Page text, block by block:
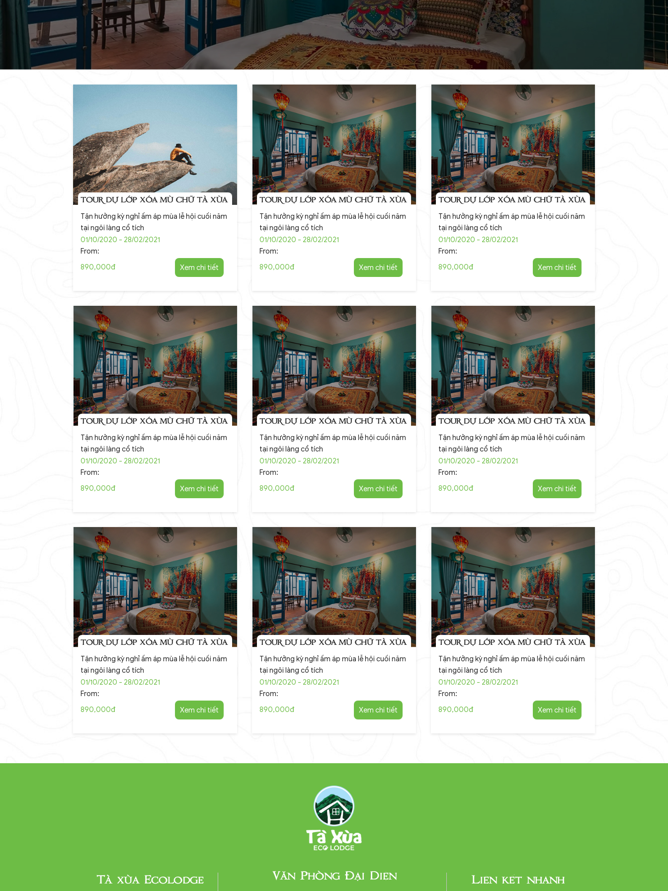
TOUR DỰ LỚP XÓA MÙ CHỮ TÀ XÙA
Tận hưởng kỳ nghỉ ấm áp mùa lễ hội cuối năm
tại ngôi làng cổ tích
01/10/2020 - 28/02/2021
From:
890,000đ
Xem chi tiết
TOUR DỰ LỚP XÓA MÙ CHỮ TÀ XÙA
Tận hưởng kỳ nghỉ ấm áp mùa lễ hội cuối năm
tại ngôi làng cổ tích
01/10/2020 - 28/02/2021
From:
890,000đ
Xem chi tiết
TOUR DỰ LỚP XÓA MÙ CHỮ TÀ XÙA
Tận hưởng kỳ nghỉ ấm áp mùa lễ hội cuối năm
tại ngôi làng cổ tích
01/10/2020 - 28/02/2021
From:
890,000đ
Xem chi tiết
TOUR DỰ LỚP XÓA MÙ CHỮ TÀ XÙA
Tận hưởng kỳ nghỉ ấm áp mùa lễ hội cuối năm
tại ngôi làng cổ tích
01/10/2020 - 28/02/2021
From:
890,000đ
Xem chi tiết
TOUR DỰ LỚP XÓA MÙ CHỮ TÀ XÙA
Tận hưởng kỳ nghỉ ấm áp mùa lễ hội cuối năm
tại ngôi làng cổ tích
01/10/2020 - 28/02/2021
From:
890,000đ
Xem chi tiết
TOUR DỰ LỚP XÓA MÙ CHỮ TÀ XÙA
Tận hưởng kỳ nghỉ ấm áp mùa lễ hội cuối năm
tại ngôi làng cổ tích
01/10/2020 - 28/02/2021
From:
890,000đ
Xem chi tiết
TOUR DỰ LỚP XÓA MÙ CHỮ TÀ XÙA
Tận hưởng kỳ nghỉ ấm áp mùa lễ hội cuối năm
tại ngôi làng cổ tích
01/10/2020 - 28/02/2021
From:
890,000đ
Xem chi tiết
TOUR DỰ LỚP XÓA MÙ CHỮ TÀ XÙA
Tận hưởng kỳ nghỉ ấm áp mùa lễ hội cuối năm
tại ngôi làng cổ tích
01/10/2020 - 28/02/2021
From:
890,000đ
Xem chi tiết
TOUR DỰ LỚP XÓA MÙ CHỮ TÀ XÙA
Tận hưởng kỳ nghỉ ấm áp mùa lễ hội cuối năm
tại ngôi làng cổ tích
01/10/2020 - 28/02/2021
From:
890,000đ
Xem chi tiết
Tà xùa Ecolodge Văn Phòng Đại Diện Liên kết nhanh